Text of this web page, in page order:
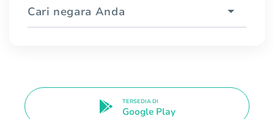
Cari negara Anda
TERSEDIA DI
Google Play